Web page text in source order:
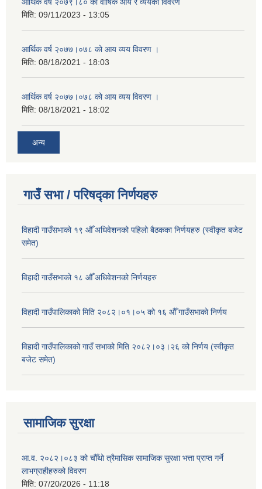
मिति: 09/11/2023 - 13:05
आर्थिक वर्ष २०७७।०७८ को आय व्यय विवरण ।
मिति: 08/18/2021 - 18:03
आर्थिक वर्ष २०७७।०७८ को आय व्यय विवरण ।
मिति: 08/18/2021 - 18:02
अन्य
गाउँ सभा / परिषद्का निर्णयहरु
विहादी गाउँसभाको १९ औँ अधिवेशनको पहिलो बैठकका निर्णयहरु (स्वीकृत बजेट
समेत)
विहादी गाउँसभाको १८ औँ अधिवेशनको निर्णयहरु
विहादी गाउँपालिकाको मिति २०८२।०१।०५ को १६ औँ गाउँसभाको निर्णय
विहादी गाउँपालिकाको गाउँ सभाको मिति २०८२।०३।२६ को निर्णय (स्वीकृत
बजेट समेत)
सामाजिक सुरक्षा
आ.व. २०८२।०८३ को चौँथो त्रैमासिक सामाजिक सुरक्षा भत्ता प्राप्त गर्ने
लाभग्राहीहरुको विवरण
मिति: 07/20/2026 - 11:18